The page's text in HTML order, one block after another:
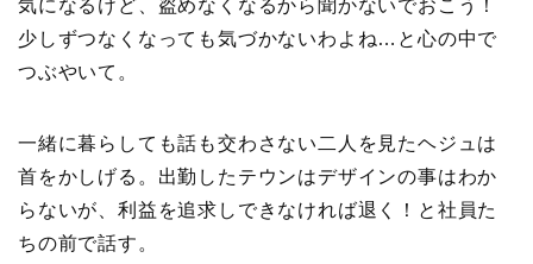
気になるけど、盗めなくなるから聞かないでおこう！
少しずつなくなっても気づかないわよね…と心の中で
つぶやいて。
一緒に暮らしても話も交わさない二人を見たヘジュは
首をかしげる。出勤したテウンはデザインの事はわか
らないが、利益を追求しできなければ退く！と社員た
ちの前で話す。